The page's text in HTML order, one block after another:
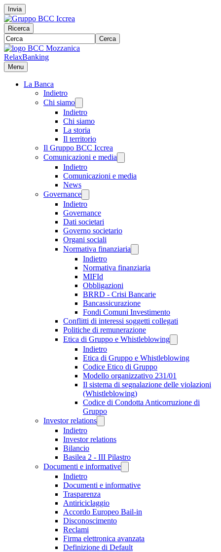
Invia
Ricerca
Cerca
RelaxBanking
Menu
La Banca
Indietro
Chi siamo
Indietro
Chi siamo
La storia
Il territorio
Il Gruppo BCC Iccrea
Comunicazioni e media
Indietro
Comunicazioni e media
News
Governance
Indietro
Governance
Dati societari
Governo societario
Organi sociali
Normativa finanziaria
Indietro
Normativa finanziaria
MIFId
Obbligazioni
BRRD - Crisi Bancarie
Bancassicurazione
Fondi Comuni Investimento
Conflitti di interessi soggetti collegati
Politiche di remunerazione
Etica di Gruppo e Whistleblowing
Indietro
Etica di Gruppo e Whistleblowing
Codice Etico di Gruppo
Modello organizzativo 231/01
Il sistema di segnalazione delle violazioni
(Whistleblowing)
Codice di Condotta Anticorruzione di
Gruppo
Investor relations
Indietro
Investor relations
Bilancio
Basilea 2 - III Pilastro
Documenti e informative
Indietro
Documenti e informative
Trasparenza
Antiriciclaggio
Accordo Europeo Bail-in
Disconoscimento
Reclami
Firma elettronica avanzata
Definizione di Default